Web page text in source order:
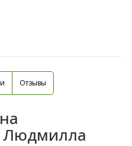
Отзывы
Людмилла